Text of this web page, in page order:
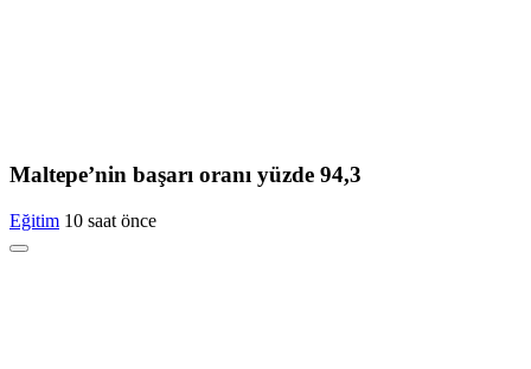
Maltepe’nin başarı oranı yüzde 94,3
Eğitim 10 saat önce